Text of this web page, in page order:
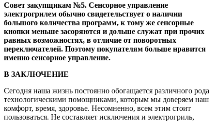
Совет закупщикам №5. Сенсорное управление
электрогрилем обычно свидетельствует о наличии
большого количества программ, к тому же сенсорные
кнопки меньше засоряются и дольше служат при прочих
равных возможностях, в отличие от поворотных
переключателей. Поэтому покупателям больше нравится
именно сенсорное управление.
В ЗАКЛЮЧЕНИЕ
Сегодня наша жизнь постоянно обогащается различного рода
технологическими помощниками, которым мы доверяем наш
комфорт, время, здоровье. Несомненно, всем этим стоит
пользоваться. Не составляет исключения и электрогриль,